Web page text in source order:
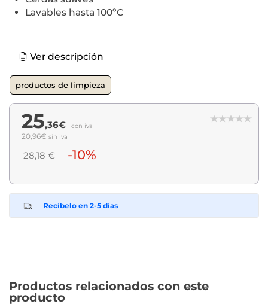
Lavables hasta 100ºC
Ver descripción
productos de limpieza
25,36€ con iva
20,96€ sin iva
28,18 € -10%
Recíbelo en 2-5 días
Productos relacionados con este
producto